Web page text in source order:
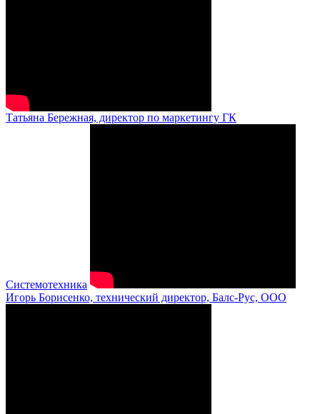
Татьяна Бережная, директор по маркетингу ГК
Системотехника
Игорь Борисенко, технический директор, Балс-Рус, ООО